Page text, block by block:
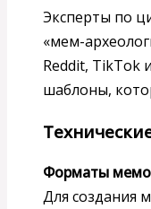
Эксперты по
«мем-
Reddit, TikTok
шаблоны,
Форматы
Для создания